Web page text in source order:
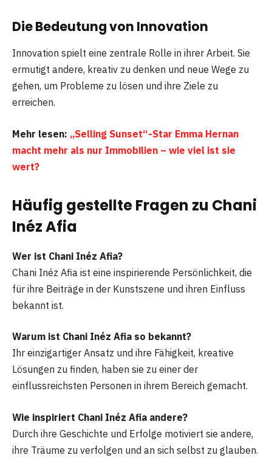
Die Bedeutung von Innovation
Innovation spielt eine zentrale Rolle in ihrer Arbeit. Sie
ermutigt andere, kreativ zu denken und neue Wege zu
gehen, um Probleme zu lösen und ihre Ziele zu
erreichen.
Mehr lesen: „Selling Sunset“-Star Emma Hernan
macht mehr als nur Immobilien – wie viel ist sie
wert?
Häufig gestellte Fragen zu Chani
Inéz Afia
Wer ist Chani Inéz Afia?
Chani Inéz Afia ist eine inspirierende Persönlichkeit, die
für ihre Beiträge in der Kunstszene und ihren Einfluss
bekannt ist.
Warum ist Chani Inéz Afia so bekannt?
Ihr einzigartiger Ansatz und ihre Fähigkeit, kreative
Lösungen zu finden, haben sie zu einer der
einflussreichsten Personen in ihrem Bereich gemacht.
Wie inspiriert Chani Inéz Afia andere?
Durch ihre Geschichte und Erfolge motiviert sie andere,
ihre Träume zu verfolgen und an sich selbst zu glauben.